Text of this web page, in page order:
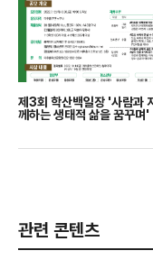
제3회 학산백일장 '사람과
께하는 생태적 삶을 꿈꾸며'
관련 콘텐츠